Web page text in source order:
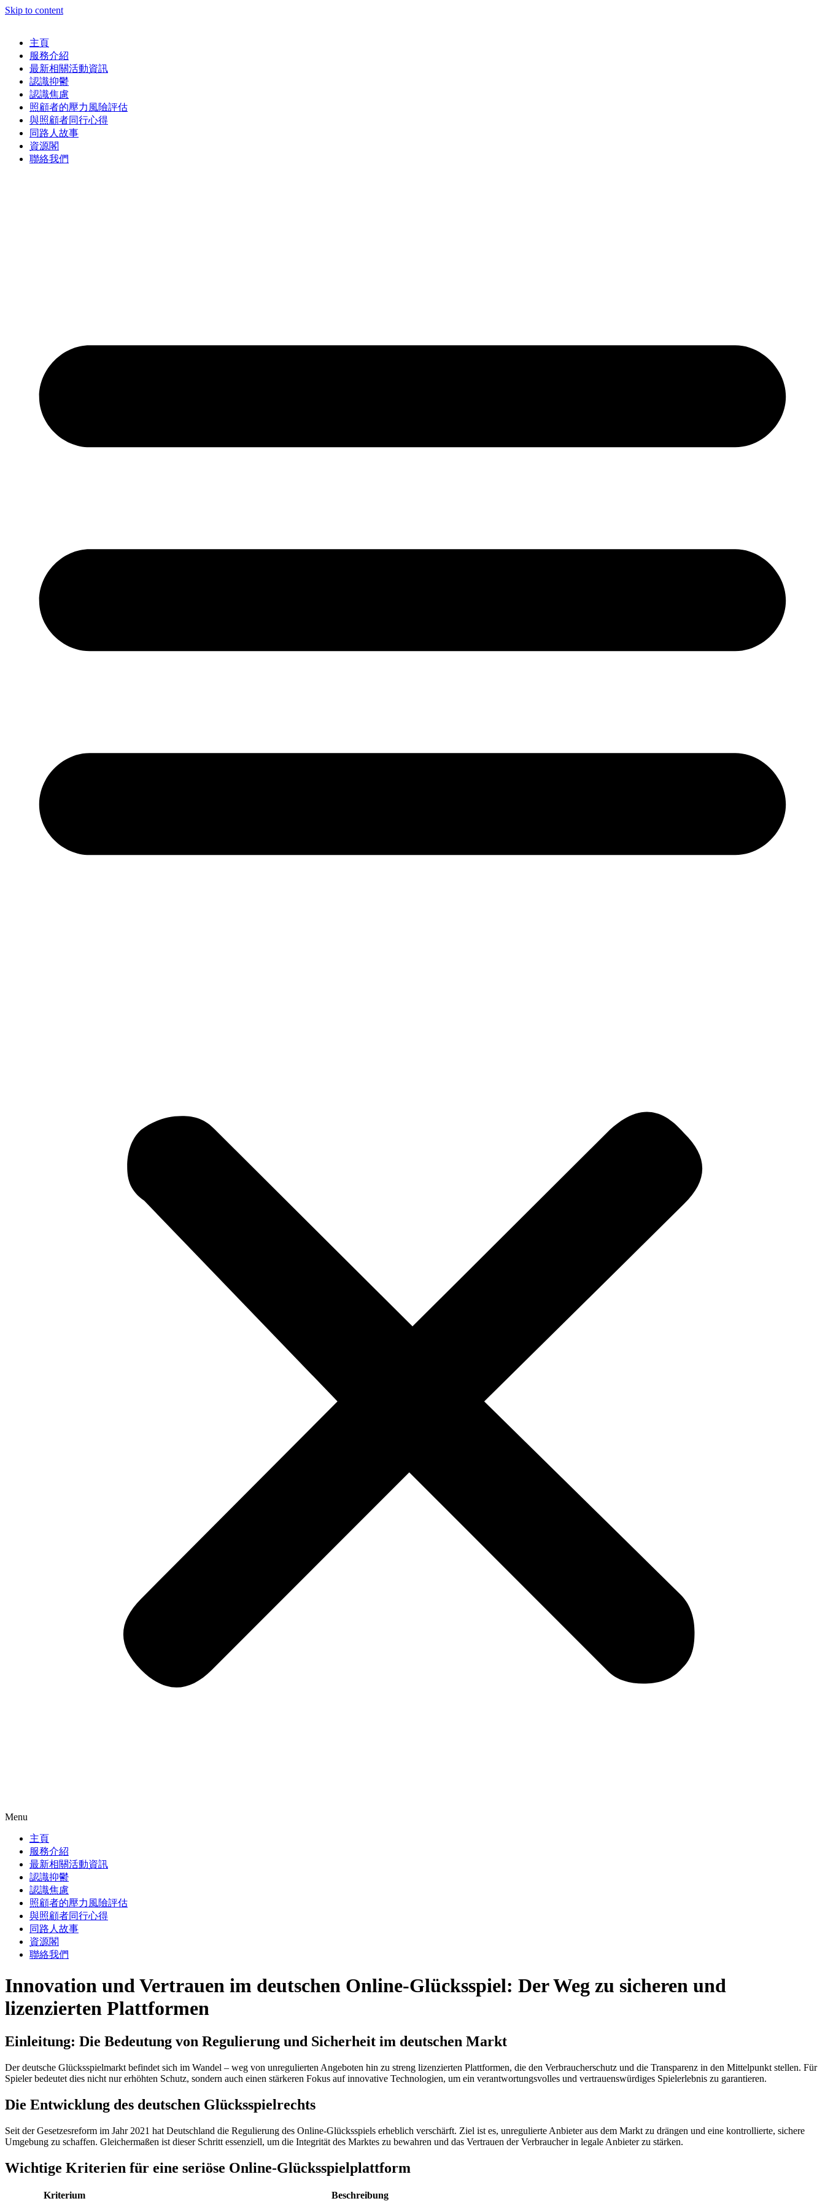
Skip to content
主頁
服務介紹
最新相關活動資訊
認識抑鬱
認識焦慮
照顧者的壓力風險評估
與照顧者同行心得
同路人故事
資源閣
聯絡我們
Menu
主頁
服務介紹
最新相關活動資訊
認識抑鬱
認識焦慮
照顧者的壓力風險評估
與照顧者同行心得
同路人故事
資源閣
聯絡我們
Innovation und Vertrauen im deutschen Online-Glücksspiel: Der Weg zu sicheren und
lizenzierten Plattformen
Einleitung: Die Bedeutung von Regulierung und Sicherheit im deutschen Markt
Der deutsche Glücksspielmarkt befindet sich im Wandel – weg von unregulierten Angeboten hin zu streng lizenzierten Plattformen, die den Verbraucherschutz und die Transparenz in den Mittelpunkt stellen. Für
Spieler bedeutet dies nicht nur erhöhten Schutz, sondern auch einen stärkeren Fokus auf innovative Technologien, um ein verantwortungsvolles und vertrauenswürdiges Spielerlebnis zu garantieren.
Die Entwicklung des deutschen Glücksspielrechts
Seit der Gesetzesreform im Jahr 2021 hat Deutschland die Regulierung des Online-Glücksspiels erheblich verschärft. Ziel ist es, unregulierte Anbieter aus dem Markt zu drängen und eine kontrollierte, sichere
Umgebung zu schaffen. Gleichermaßen ist dieser Schritt essenziell, um die Integrität des Marktes zu bewahren und das Vertrauen der Verbraucher in legale Anbieter zu stärken.
Wichtige Kriterien für eine seriöse Online-Glücksspielplattform
Kriterium Beschreibung